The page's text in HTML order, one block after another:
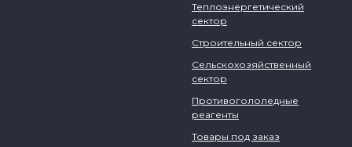
Теплоэнергетический
сектор
Строительный сектор
Сельскохозяйственный
сектор
Противогололедные
реагенты
Товары под заказ